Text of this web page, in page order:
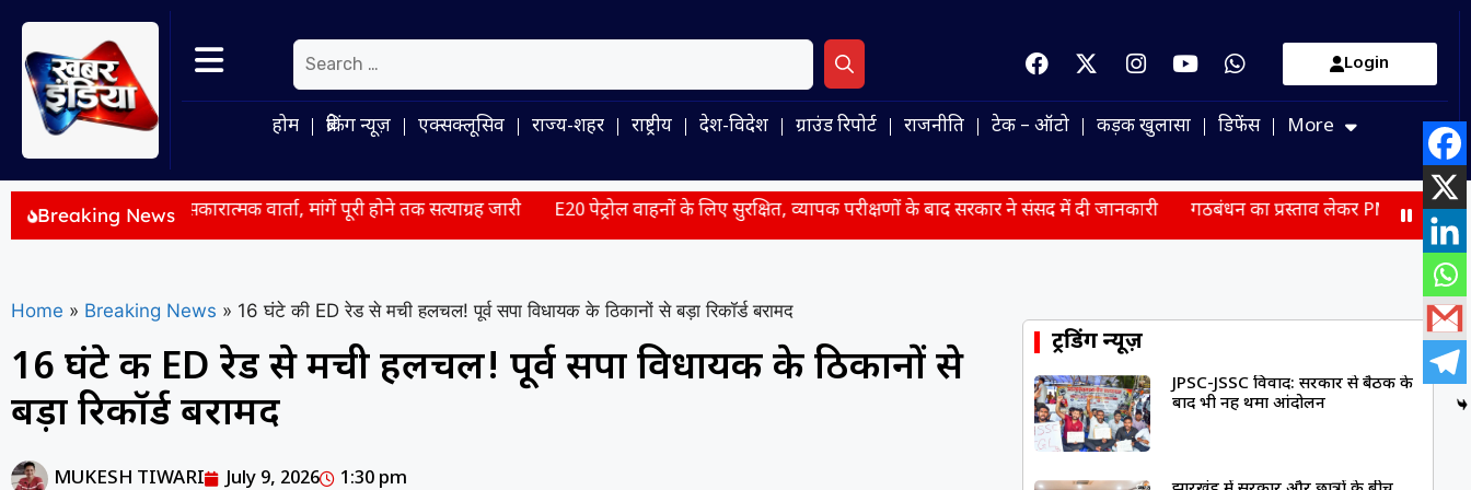
Login
होम ब्रेकिंग न्यूज़ एक्सक्लूसिव राज्य-शहर राष्ट्रीय देश-विदेश ग्राउंड रिपोर्ट राजनीति टेक – ऑटो कड़क खुलासा डिफेंस More
Breaking News
के बीच सकारात्मक वार्ता, मांगें पूरी होने तक सत्याग्रह जारी E20 पेट्रोल वाहनों के लिए सुरक्षित, व्यापक परीक्षणों के बाद सरकार ने संसद में दी जानकारी गठबंधन का प्रस्ताव लेकर PM मोदी से मिले सुखबीर
Home » Breaking News » 16 घंटे की ED रेड से मची हलचल! पूर्व सपा विधायक के ठिकानों से बड़ा रिकॉर्ड बरामद
16 घंटे की ED रेड से मची हलचल! पूर्व सपा विधायक के ठिकानों से
बड़ा रिकॉर्ड बरामद
MUKESH TIWARI July 9, 2026 1:30 pm
ट्रेंडिंग न्यूज़
JPSC-JSSC विवाद: सरकार से बैठक के
बाद भी नहीं थमा आंदोलन